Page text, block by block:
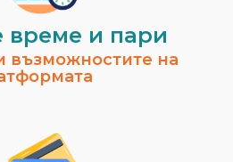
време и пари
възможностите на